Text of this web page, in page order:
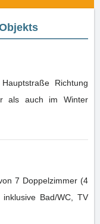
Richtung
als auch im Winter
7 Doppelzimmer (4
Bad/WC, TV